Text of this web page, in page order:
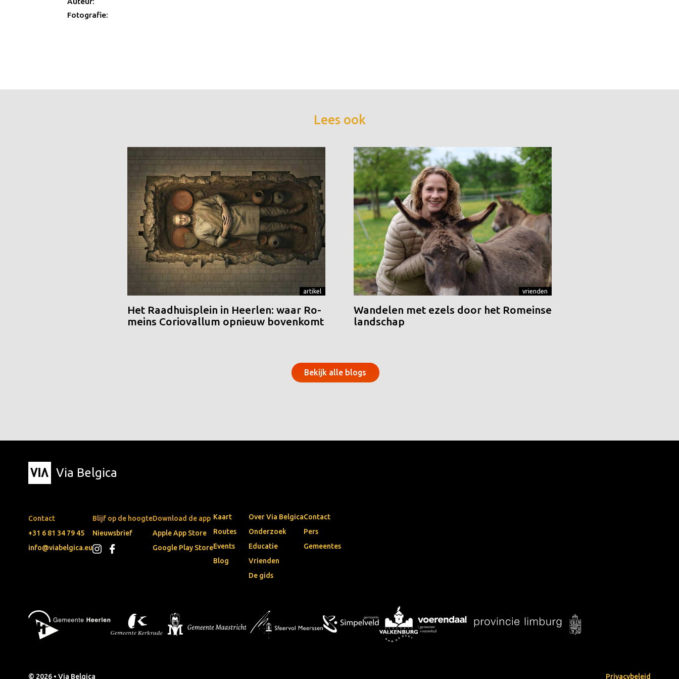
Fotografie:
Lees ook
artikel
Het Raadhuisplein in Heerlen: waar Ro-
meins Coriovallum opnieuw bovenkomt
vrienden
Wandelen met ezels door het Romeinse
landschap
Bekijk alle blogs
Via Belgica
Contact
+31 6 81 34 79 45
info@viabelgica.eu
Blijf op de hoogte
Nieuwsbrief
Download de app
Apple App Store
Google Play Store
Kaart
Routes
Events
Blog
Over Via Belgica
Onderzoek
Educatie
Vrienden
De gids
Contact
Pers
Gemeentes
© 2026 • Via Belgica Privacybeleid